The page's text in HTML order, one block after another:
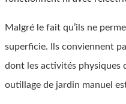
Malgré le fait qu’ils ne
superficie. Ils conviennent
dont les activités physiques
outillage de jardin manuel